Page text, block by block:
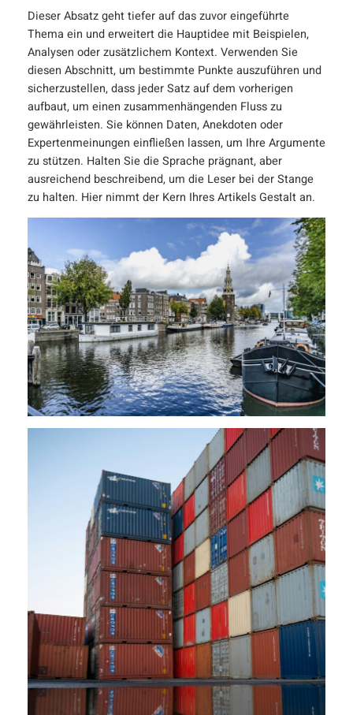
Dieser Absatz geht tiefer auf das zuvor eingeführte
Thema ein und erweitert die Hauptidee mit Beispielen,
Analysen oder zusätzlichem Kontext. Verwenden Sie
diesen Abschnitt, um bestimmte Punkte auszuführen und
sicherzustellen, dass jeder Satz auf dem vorherigen
aufbaut, um einen zusammenhängenden Fluss zu
gewährleisten. Sie können Daten, Anekdoten oder
Expertenmeinungen einfließen lassen, um Ihre Argumente
zu stützen. Halten Sie die Sprache prägnant, aber
ausreichend beschreibend, um die Leser bei der Stange
zu halten. Hier nimmt der Kern Ihres Artikels Gestalt an.